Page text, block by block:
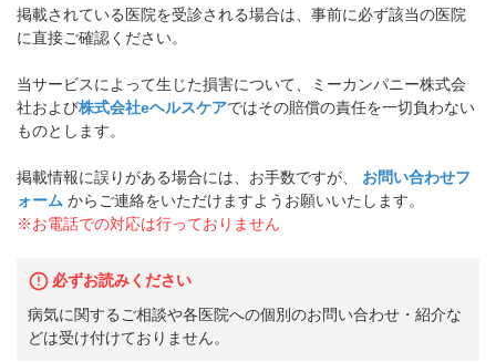
掲載されている医院を受診される場合は、事前に必ず該当の医院
に直接ご確認ください。
当サービスによって生じた損害について、ミーカンパニー株式会
社および株式会社eヘルスケアではその賠償の責任を一切負わない
ものとします。
掲載情報に誤りがある場合には、お手数ですが、
お問い合わせフ
ォーム からご連絡をいただけますようお願いいたします。
※お電話での対応は行っておりません
必ずお読みください
病気に関するご相談や各医院への個別のお問い合わせ・紹介な
どは受け付けておりません。